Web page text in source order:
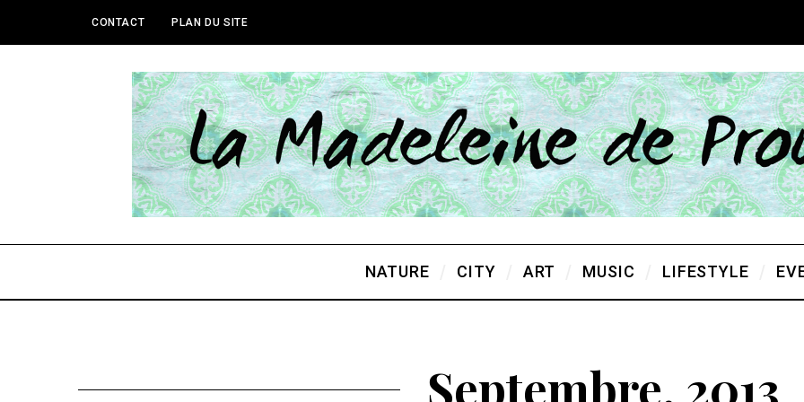
CONTACT PLAN DU SITE
NATURE CITY ART MUSIC LIFESTYLE
Septembre, 2013